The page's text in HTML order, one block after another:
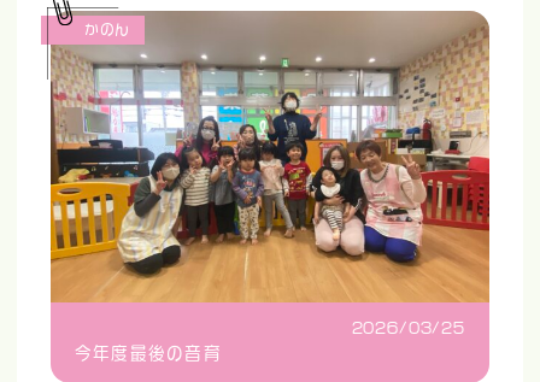
2026/03/25
今年度最後の音育
かのん